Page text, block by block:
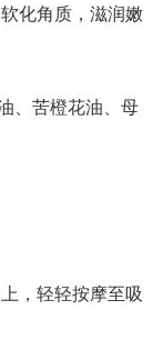
化角质，滋润嫩
、苦橙花油、母
，轻轻按摩至吸